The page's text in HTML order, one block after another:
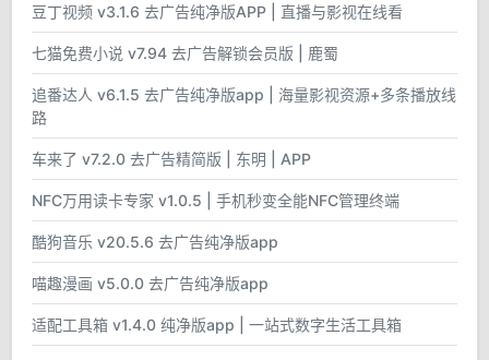
豆丁视频 v3.1.6 去广告纯净版APP | 直播与影视在线看
七猫免费小说 v7.94 去广告解锁会员版 | 鹿蜀
追番达人 v6.1.5 去广告纯净版app | 海量影视资源+多条播放线
路
车来了 v7.2.0 去广告精简版 | 东明 | APP
NFC万用读卡专家 v1.0.5 | 手机秒变全能NFC管理终端
酷狗音乐 v20.5.6 去广告纯净版app
喵趣漫画 v5.0.0 去广告纯净版app
适配工具箱 v1.4.0 纯净版app | 一站式数字生活工具箱